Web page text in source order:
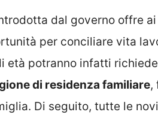
dal governo offre
per conciliare vita
età potranno infatti
di residenza familiare,
Di seguito, tutte le